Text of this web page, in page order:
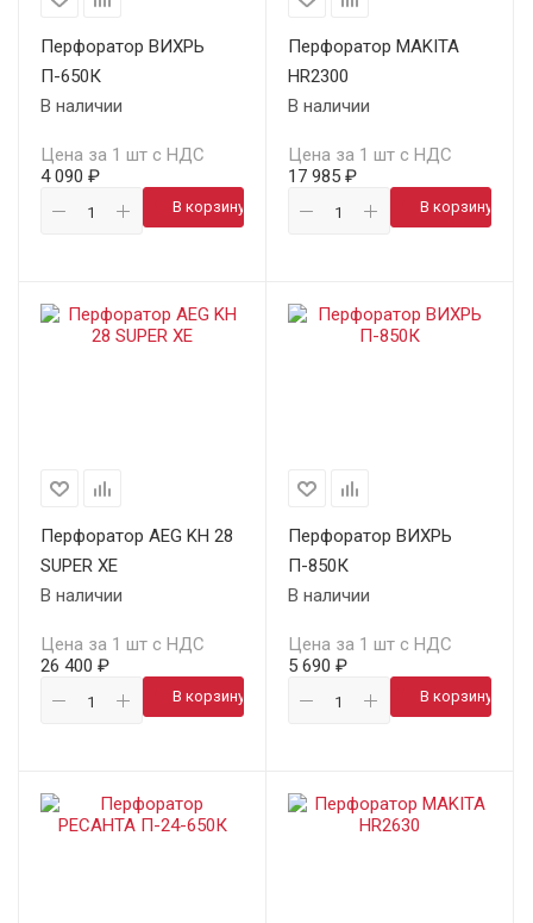
Перфоратор ВИХРЬ
П-650К
В наличии
Цена за 1 шт с НДС
4 090 ₽
В корзину
Перфоратор MAKITA
HR2300
В наличии
Цена за 1 шт с НДС
17 985 ₽
В корзину
Перфоратор AEG KH 28
SUPER XE
В наличии
Цена за 1 шт с НДС
26 400 ₽
В корзину
Перфоратор ВИХРЬ
П-850К
В наличии
Цена за 1 шт с НДС
5 690 ₽
В корзину